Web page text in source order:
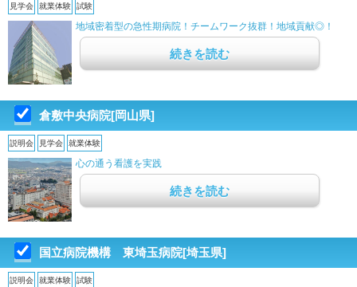
見学会 就業体験 試験
地域密着型の急性期病院！チームワーク抜群！地域貢献◎！
続きを読む
倉敷中央病院[岡山県]
説明会 見学会 就業体験
心の通う看護を実践
続きを読む
国立病院機構 東埼玉病院[埼玉県]
説明会 就業体験 試験